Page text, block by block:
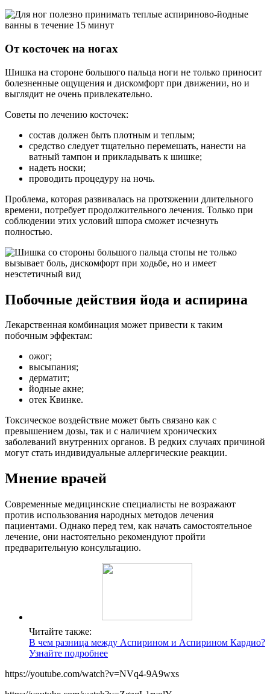
От косточек на ногах
Шишка на стороне большого пальца ноги не только приносит
болезненные ощущения и дискомфорт при движении, но и
выглядит не очень привлекательно.
Советы по лечению косточек:
состав должен быть плотным и теплым;
средство следует тщательно перемешать, нанести на
ватный тампон и прикладывать к шишке;
надеть носки;
проводить процедуру на ночь.
Проблема, которая развивалась на протяжении длительного
времени, потребует продолжительного лечения. Только при
соблюдении этих условий шпора сможет исчезнуть
полностью.
Побочные действия йода и аспирина
Лекарственная комбинация может привести к таким
побочным эффектам:
ожог;
высыпания;
дерматит;
йодные акне;
отек Квинке.
Токсическое воздействие может быть связано как с
превышением дозы, так и с наличием хронических
заболеваний внутренних органов. В редких случаях причиной
могут стать индивидуальные аллергические реакции.
Мнение врачей
Современные медицинские специалисты не возражают
против использования народных методов лечения
пациентами. Однако перед тем, как начать самостоятельное
лечение, они настоятельно рекомендуют пройти
предварительную консультацию.
Читайте также:
В чем разница между Аспирином и Аспирином Кардио?
Узнайте подробнее
https://youtube.com/watch?v=NVq4-9A9wxs